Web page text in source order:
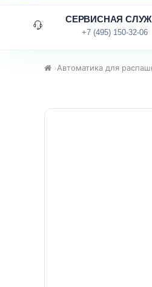
СЕРВИСНАЯ
+7 (495) 150-32-06
›Автоматика для